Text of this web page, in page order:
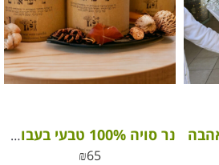
נר סויה 100% טבעי בעבודת יד
₪65